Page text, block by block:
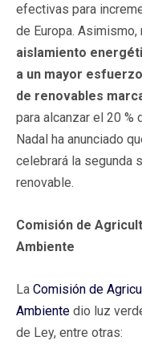
efectivas para
de Europa. Asimismo,
aislamiento
a un mayor
de renovables
para alcanzar el 20 %
Nadal ha anunciado
celebrará la segunda
renovable.
Comisión de
Ambiente
La Comisión de
Ambiente dio luz
de Ley, entre otras: